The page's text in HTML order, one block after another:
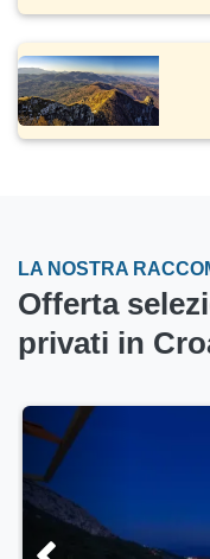
LA NOSTRA
Offerta
privati in